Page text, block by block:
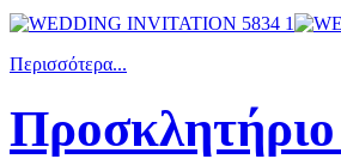
Περισσότερα...
Προσκλητήριο